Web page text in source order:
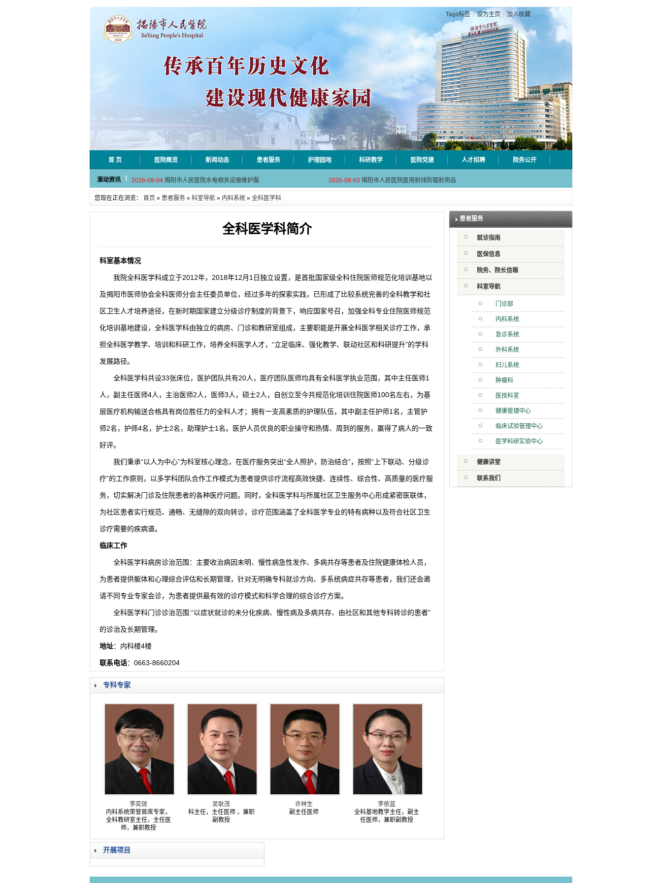
Tags标签 | 设为主页 加入收藏
首 页 医院概览 新闻动态 患者服务 护理园地 科研教学 医院党建 人才招聘 院务公开
滚动资讯
2026-08-06 揭阳市人民医院采集自动对焦相机市 2026-08-06 揭阳市人民医院对接AI-HR省级检验
2026-08-04 揭阳市人民医院水电相关设施维护服 2026-08-03 揭阳市人民医院医用射线防辐射用品
2026-07-31 学术聚力！妇儿分论坛精彩收官
2026-07-31 以学术聚合力 | 运动健康分论坛助 2026-07-31 揭阳市人民医院再添2个中山一院专
揭阳市人民医院对接AI-HR省级检验
揭阳市人民医院水电相关设施维护服
揭阳市人民医院医用射线防辐射用品
2026-07-31 学术聚力！妇儿分论坛精彩收官 2026-07-31 学术聚力促提升｜肿瘤分论坛赋能区
2026-07-31
您现在正在浏览： 首页 » 患者服务 » 科室导航 » 内科系统 » 全科医学科
全科医学科简介
科室基本情况
我院全科医学科成立于2012年，2018年12月1日独立设置，是首批国家级全科住院医师规范化培训基地以
及揭阳市医师协会全科医师分会主任委员单位，经过多年的探索实践，已形成了比较系统完善的全科教学和社
区卫生人才培养途径，在新时期国家建立分级诊疗制度的背景下，响应国家号召，加强全科专业住院医师规范
化培训基地建设，全科医学科由独立的病房、门诊和教研室组成，主要职能是开展全科医学相关诊疗工作，承
担全科医学教学、培训和科研工作，培养全科医学人才，“立足临床、强化教学、联动社区和科研提升”的学科
发展路径。
全科医学科共设33张床位，医护团队共有20人，医疗团队医师均具有全科医学执业范围，其中主任医师1
人，副主任医师4人，主治医师2人，医师3人，硕士2人，自创立至今共规范化培训住院医师100名左右，为基
层医疗机构输送合格具有岗位胜任力的全科人才；拥有一支高素质的护理队伍，其中副主任护师1名，主管护
师2名，护师4名，护士2名，助理护士1名。医护人员优良的职业操守和热情、周到的服务，赢得了病人的一致
好评。
我们秉承“以人为中心”为科室核心理念，在医疗服务突出“全人照护，防治结合”，按照“上下联动、分级诊
疗”的工作原则，以多学科团队合作工作模式为患者提供诊疗流程高效快捷、连续性、综合性、高质量的医疗服
务，切实解决门诊及住院患者的各种医疗问题。同时，全科医学科与所属社区卫生服务中心形成紧密医联体，
为社区患者实行规范、通畅、无缝隙的双向转诊，诊疗范围涵盖了全科医学专业的特有病种以及符合社区卫生
诊疗需要的疾病谱。
临床工作
全科医学科病房诊治范围：主要收治病因未明、慢性病急性发作、多病共存等患者及住院健康体检人员，
为患者提供躯体和心理综合评估和长期管理，针对无明确专科就诊方向、多系统病症共存等患者，我们还会邀
请不同专业专家会诊，为患者提供最有效的诊疗模式和科学合理的综合诊疗方案。
全科医学科门诊诊治范围:“以症状就诊的未分化疾病、慢性病及多病共存、由社区和其他专科转诊的患者”
的诊治及长期管理。
地址：内科楼4楼
联系电话：0663-8660204
专科专家
李奕琏
内科系统荣誉首席专家，
全科教研室主任，主任医
师，兼职教授
吴耿茂
科主任，主任医师 ，兼职
副教授
许林生
副主任医师
李依蓝
全科基地教学主任，副主
任医师，兼职副教授
开展项目
患者服务
就诊指南
医保信息
院务、院长信箱
科室导航
门诊部
内科系统
急诊系统
外科系统
妇儿系统
肿瘤科
医技科室
健康管理中心
临床试验管理中心
医学科研实验中心
健康讲堂
联系我们